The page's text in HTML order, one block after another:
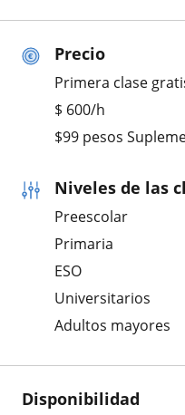
Precio
Primera clase
$ 600/h
$99 pesos
Niveles de las
Preescolar
Primaria
ESO
Universitarios
Adultos mayores
Disponibilidad